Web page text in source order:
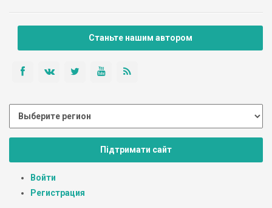
Станьте нашим автором
Підтримати сайт
Войти
Регистрация